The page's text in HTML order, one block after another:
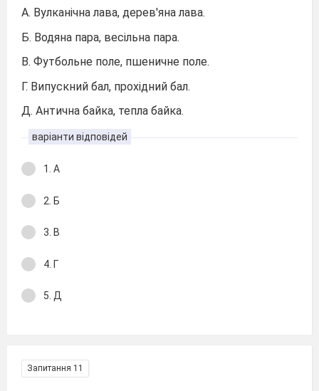
А. Вулканічна лава, дерев'яна лава.
Б. Водяна пара, весільна пара.
В. Футбольне поле, пшеничне поле.
Г. Випускний бал, прохідний бал.
Д. Антична байка, тепла байка.
варіанти відповідей
1. А
2. Б
3. В
4. Г
5. Д
Запитання 11